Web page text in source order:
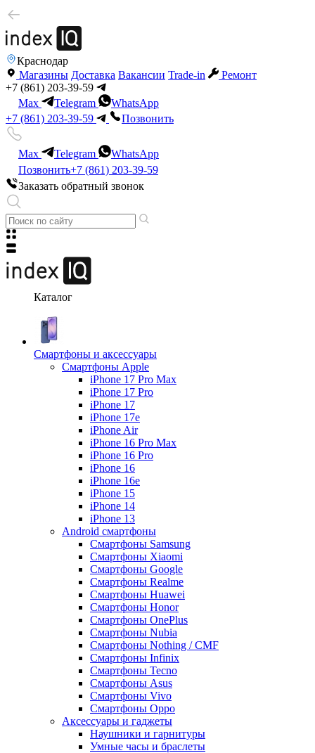
Краснодар
Магазины Доставка Вакансии Trade-in
Ремонт
+7 (861) 203-39-59
Max
Telegram
WhatsApp
+7 (861) 203-39-59
Позвонить
Max Telegram
WhatsApp
Позвонить+7 (861) 203-39-59
Заказать обратный звонок
Каталог
Смартфоны и аксессуары
Смартфоны Apple
iPhone 17 Pro Max
iPhone 17 Pro
iPhone 17
iPhone 17e
iPhone Air
iPhone 16 Pro Max
iPhone 16 Pro
iPhone 16
iPhone 16e
iPhone 15
iPhone 14
iPhone 13
Android cмартфоны
Смартфоны Samsung
Смартфоны Xiaomi
Смартфоны Google
Смартфоны Realme
Смартфоны Huawei
Смартфоны Honor
Смартфоны OnePlus
Смартфоны Nubia
Смартфоны Nothing / CMF
Смартфоны Infinix
Смартфоны Tecno
Смартфоны Asus
Смартфоны Vivo
Смартфоны Oppo
Аксессуары и гаджеты
Наушники и гарнитуры
Умные часы и браслеты